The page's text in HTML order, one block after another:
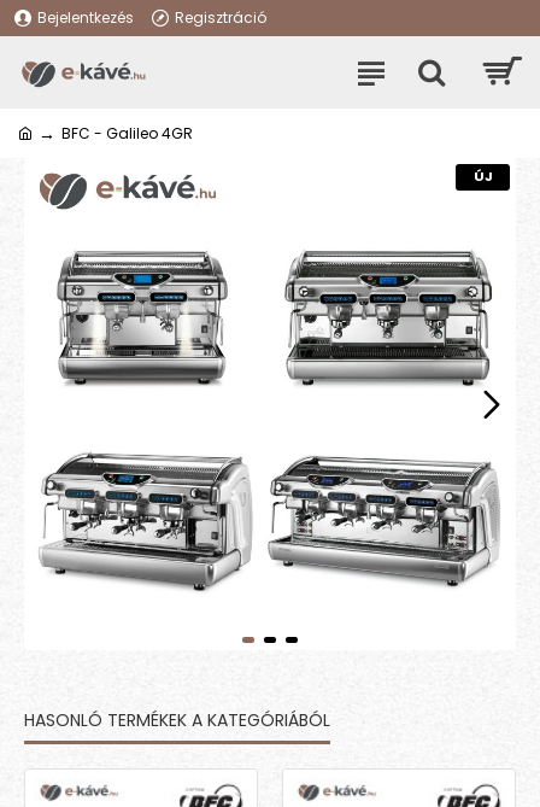
Bejelentkezés Regisztráció
BFC - Galileo 4GR
ÚJ
HASONLÓ TERMÉKEK A KATEGÓRIÁBÓL